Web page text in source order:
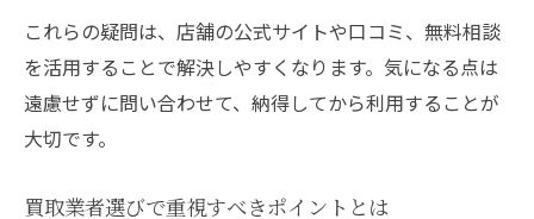
これらの疑問は、店舗の公式サイトや口コミ、無料相談
を活用することで解決しやすくなります。気になる点は
遠慮せずに問い合わせて、納得してから利用することが
大切です。
買取業者選びで重視すべきポイントとは